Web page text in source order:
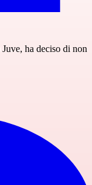
ha deciso di non